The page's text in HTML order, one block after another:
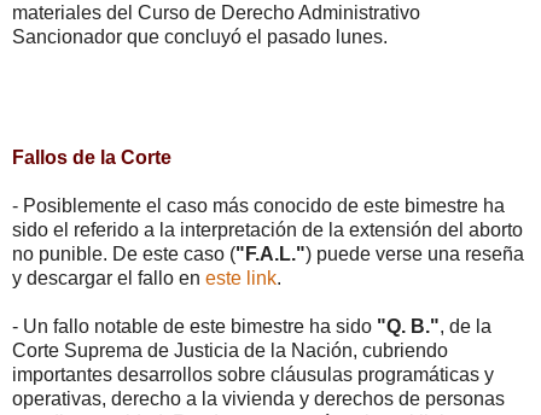
materiales del Curso de Derecho Administrativo
Sancionador que concluyó el pasado lunes.
Fallos de la Corte
- Posiblemente el caso más conocido de este bimestre ha
sido el referido a la interpretación de la extensión del aborto
no punible. De este caso ("F.A.L.") puede verse una reseña
y descargar el fallo en este link.
- Un fallo notable de este bimestre ha sido "Q. B.", de la
Corte Suprema de Justicia de la Nación, cubriendo
importantes desarrollos sobre cláusulas programáticas y
operativas, derecho a la vivienda y derechos de personas